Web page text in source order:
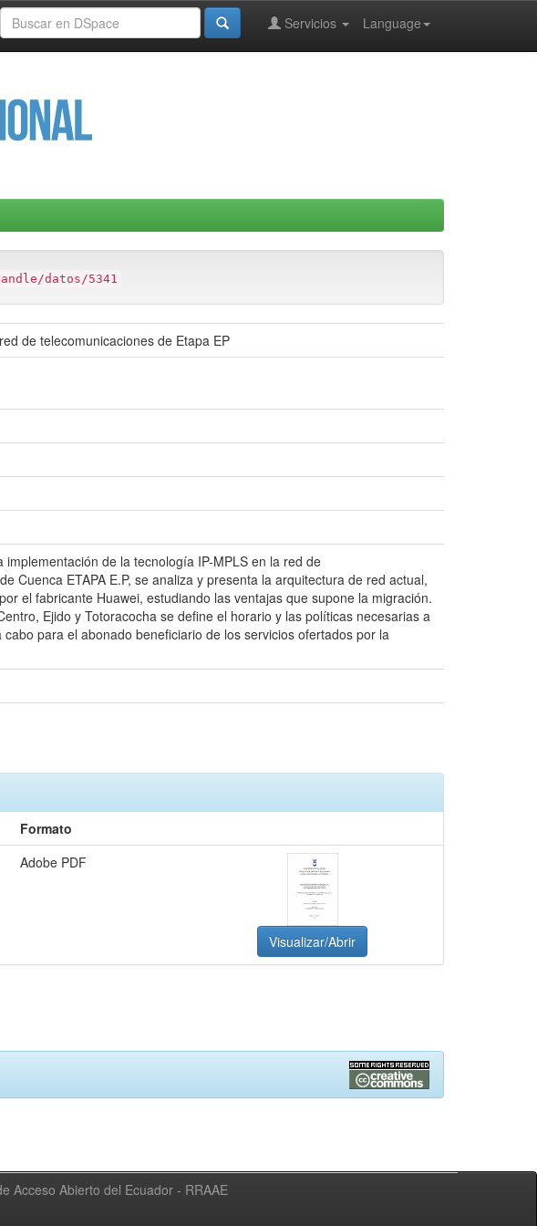
Language
Servicios
datos/5341
de telecomunicaciones de Etapa EP
de la tecnología IP-MPLS en la red de
Cuenca ETAPA E.P, se analiza y presenta la arquitectura de red actual,
el fabricante Huawei, estudiando las ventajas que supone la migración.
Ejido y Totoracocha se define el horario y las políticas necesarias a
para el abonado beneficiario de los servicios ofertados por la
Formato
Adobe PDF
Visualizar/Abrir
Acceso Abierto del Ecuador - RRAAE